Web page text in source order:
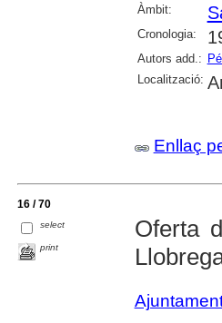
Àmbit:
Cronologia:
Autors add.:
Localització:
Enllaç
16 / 70
select
print
Oferta